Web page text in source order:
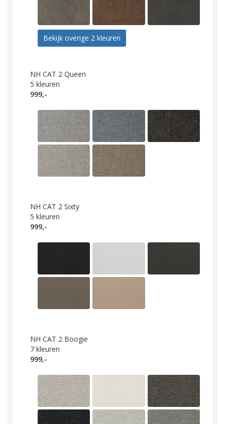
Bekijk overige 2 kleuren
NH CAT 2 Queen
5 kleuren
999,-
NH CAT 2 Sixty
5 kleuren
999,-
NH CAT 2 Boogie
7 kleuren
999,-